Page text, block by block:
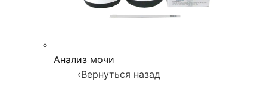
Анализ мочи
‹Вернуться назад